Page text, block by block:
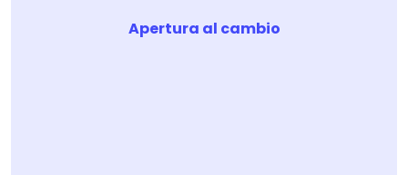
Apertura al cambio